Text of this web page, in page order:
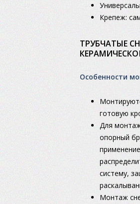
Крепеж:
ТРУБЧАТЫЕ
Особенности
готовую
Для
опорный
систему,
Монтаж